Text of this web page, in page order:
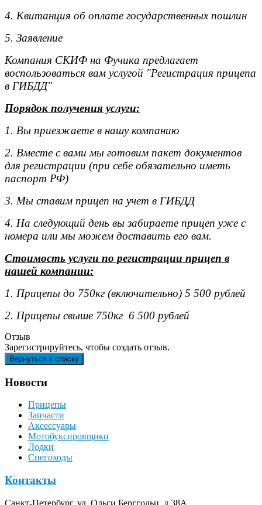
4. Квитанция об оплате государственных пошлин
5. Заявление
Компания СКИФ на Фучика предлагает
воспользоваться вам услугой "Регистрация прицепа
в ГИБДД"
Порядок получения услуги:
1. Вы приезжаете в нашу компанию
2. Вместе с вами мы готовим пакет документов
для регистрации (при себе обязательно иметь
паспорт РФ)
3. Мы ставим прицеп на учет в ГИБДД
4. На следующий день вы забираете прицеп уже с
номера или мы можем доставить его вам.
Стоимость услуги по регистрации прицеп в
нашей компании:
1. Прицепы до 750кг (включительно) 5 500 рублей
2. Прицепы свыше 750кг 6 500 рублей
Отзыв
Зарегистрируйтесь, чтобы создать отзыв.
Новости
Прицепы
Запчасти
Аксессуары
Мотобуксировщики
Лодки
Снегоходы
Контакты
Санкт-Петербург, ул. Ольги Берггольц, д.38А